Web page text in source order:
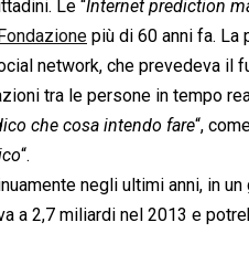
Le “Internet prediction
più di 60 anni fa. La
network, che prevedeva il
tra le persone in tempo
che cosa intendo fare“,
“.
negli ultimi anni, in
a 2,7 miliardi nel 2013 e